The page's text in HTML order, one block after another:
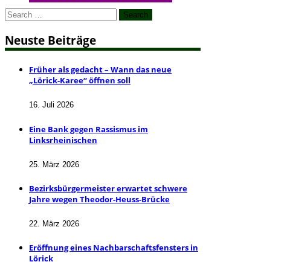
Search
Neuste Beiträge
Früher als gedacht – Wann das neue
„Lörick-Karee“ öffnen soll
16. Juli 2026
Eine Bank gegen Rassismus im
Linksrheinischen
25. März 2026
Bezirksbürgermeister erwartet schwere
Jahre wegen Theodor-Heuss-Brücke
22. März 2026
Eröffnung eines Nachbarschaftsfensters in
Lörick